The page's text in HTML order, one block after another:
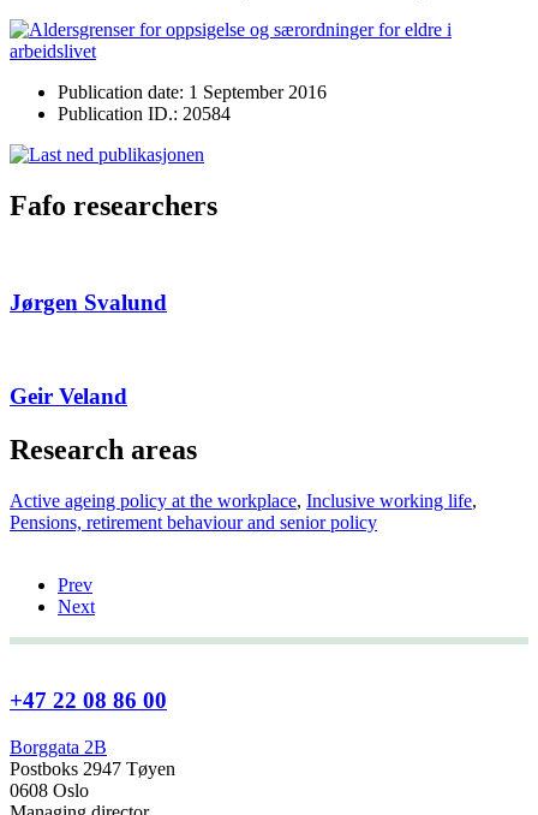
Publication date: 1 September 2016
Publication ID.: 20584
Fafo researchers
Jørgen Svalund
Geir Veland
Research areas
Active ageing policy at the workplace, Inclusive working life,
Pensions, retirement behaviour and senior policy
Prev
Next
+47 22 08 86 00
Borggata 2B
Postboks 2947 Tøyen
0608 Oslo